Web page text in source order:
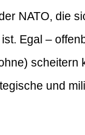
NATO, die
Egal –
und